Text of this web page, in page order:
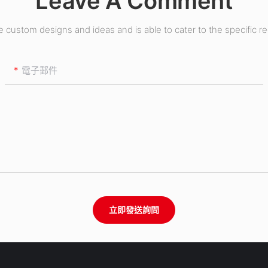
custom designs and ideas and is able to cater to the specific
電子郵件
立即發送詢問